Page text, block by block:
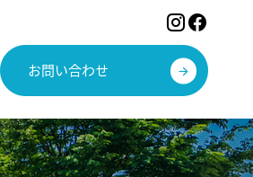
お問い合わせ